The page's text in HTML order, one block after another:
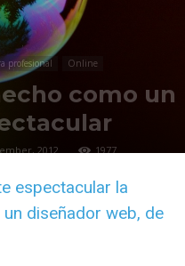
profesional Online
como un
2012 1977
espectacular la
diseñador web, de